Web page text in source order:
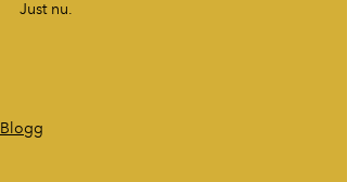
Just nu.
Blogg